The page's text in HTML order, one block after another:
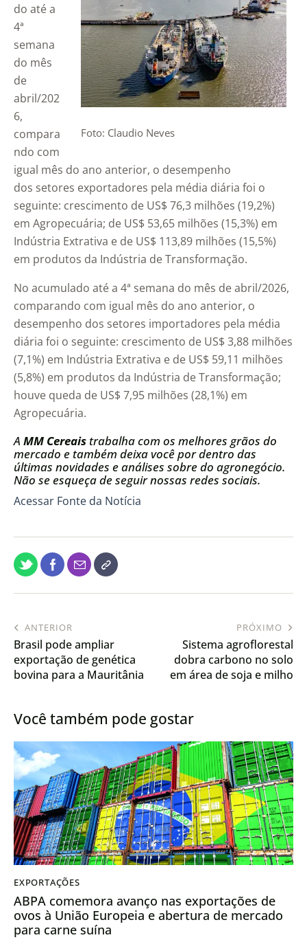
Foto: Claudio Neves
do até a
4ª
semana
do mês
de
abril/202
6,
compara
ndo com
igual mês do ano anterior, o desempenho
dos setores exportadores pela média diária foi o
seguinte: crescimento de US$ 76,3 milhões (19,2%)
em Agropecuária; de US$ 53,65 milhões (15,3%) em
Indústria Extrativa e de US$ 113,89 milhões (15,5%)
em produtos da Indústria de Transformação.
No acumulado até a 4ª semana do mês de abril/2026,
comparando com igual mês do ano anterior, o
desempenho dos setores importadores pela média
diária foi o seguinte: crescimento de US$ 3,88 milhões
(7,1%) em Indústria Extrativa e de US$ 59,11 milhões
(5,8%) em produtos da Indústria de Transformação;
houve queda de US$ 7,95 milhões (28,1%) em
Agropecuária.
A MM Cereais trabalha com os melhores grãos do
mercado e também deixa você por dentro das
últimas novidades e análises sobre do agronegócio.
Não se esqueça de seguir nossas redes sociais.
Acessar Fonte da Notícia
ANTERIOR
Brasil pode ampliar
exportação de genética
bovina para a Mauritânia
PRÓXIMO
Sistema agroflorestal
dobra carbono no solo
em área de soja e milho
Você também pode gostar
EXPORTAÇÕES
ABPA comemora avanço nas exportações de
ovos à União Europeia e abertura de mercado
para carne suína